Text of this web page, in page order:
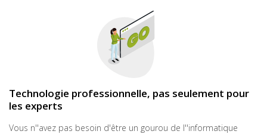
Technologie professionnelle, pas seulement pour
les experts
Vous n''avez pas besoin d'être un gourou de l''informatique